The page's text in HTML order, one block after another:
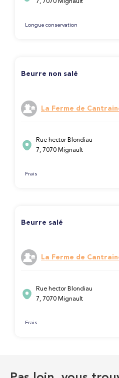
7, 7070 Mignault
Longue conservation
Beurre non salé
La Ferme de
Rue hector Blondiau
7, 7070 Mignault
Frais
Beurre salé
La Ferme de
Rue hector Blondiau
7, 7070 Mignault
Frais